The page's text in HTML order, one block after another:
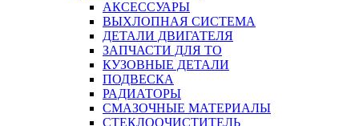
АКСЕССУАРЫ
ВЫХЛОПНАЯ СИСТЕМА
ДЕТАЛИ ДВИГАТЕЛЯ
ЗАПЧАСТИ ДЛЯ ТО
КУЗОВНЫЕ ДЕТАЛИ
ПОДВЕСКА
РАДИАТОРЫ
СМАЗОЧНЫЕ МАТЕРИАЛЫ
СТЕКЛООЧИСТИТЕЛЬ